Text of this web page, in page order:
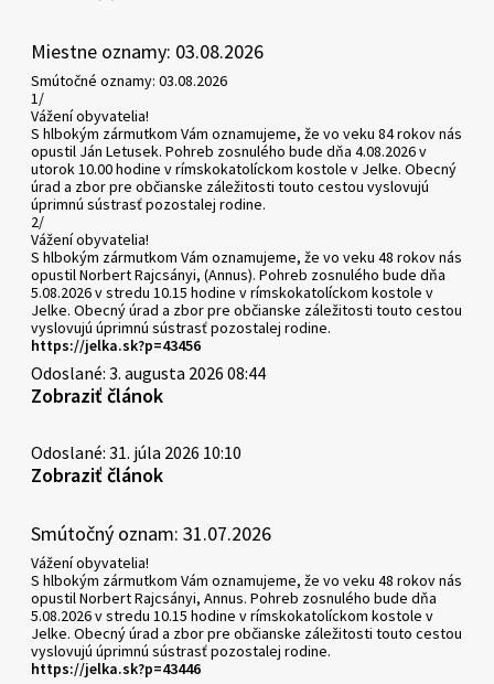
Miestne oznamy: 03.08.2026
Smútočné oznamy: 03.08.2026
1/
Vážení obyvatelia!
S hlbokým zármutkom Vám oznamujeme, že vo veku 84 rokov nás
opustil Ján Letusek. Pohreb zosnulého bude dňa 4.08.2026 v
utorok 10.00 hodine v rímskokatolíckom kostole v Jelke. Obecný
úrad a zbor pre občianske záležitosti touto cestou vyslovujú
úprimnú sústrasť pozostalej rodine.
2/
Vážení obyvatelia!
S hlbokým zármutkom Vám oznamujeme, že vo veku 48 rokov nás
opustil Norbert Rajcsányi, (Annus). Pohreb zosnulého bude dňa
5.08.2026 v stredu 10.15 hodine v rímskokatolíckom kostole v
Jelke. Obecný úrad a zbor pre občianske záležitosti touto cestou
vyslovujú úprimnú sústrasť pozostalej rodine.
https://jelka.sk?p=43456
Odoslané: 3. augusta 2026 08:44
Zobraziť článok
Odoslané: 31. júla 2026 10:10
Zobraziť článok
Smútočný oznam: 31.07.2026
Vážení obyvatelia!
S hlbokým zármutkom Vám oznamujeme, že vo veku 48 rokov nás
opustil Norbert Rajcsányi, Annus. Pohreb zosnulého bude dňa
5.08.2026 v stredu 10.15 hodine v rímskokatolíckom kostole v
Jelke. Obecný úrad a zbor pre občianske záležitosti touto cestou
vyslovujú úprimnú sústrasť pozostalej rodine.
https://jelka.sk?p=43446